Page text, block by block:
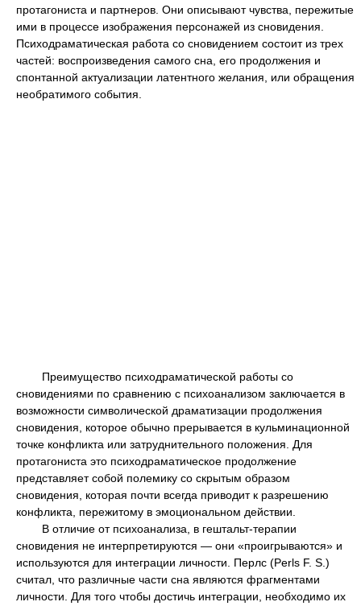
протагониста и партнеров. Они описывают чувства, пережитые
ими в процессе изображения персонажей из сновидения.
Психодраматическая работа со сновидением состоит из трех
частей: воспроизведения самого сна, его продолжения и
спонтанной актуализации латентного желания, или обращения
необратимого события.
Преимущество психодраматической работы со
сновидениями по сравнению с психоанализом заключается в
возможности символической драматизации продолжения
сновидения, которое обычно прерывается в кульминационной
точке конфликта или затруднительного положения. Для
протагониста это психодраматическое продолжение
представляет собой полемику со скрытым образом
сновидения, которая почти всегда приводит к разрешению
конфликта, пережитому в эмоциональном действии.
В отличие от психоанализа, в гештальт-терапии
сновидения не интерпретируются — они «проигрываются» и
используются для интеграции личности. Перлс (Perls F. S.)
считал, что различные части сна являются фрагментами
личности. Для того чтобы достичь интеграции, необходимо их